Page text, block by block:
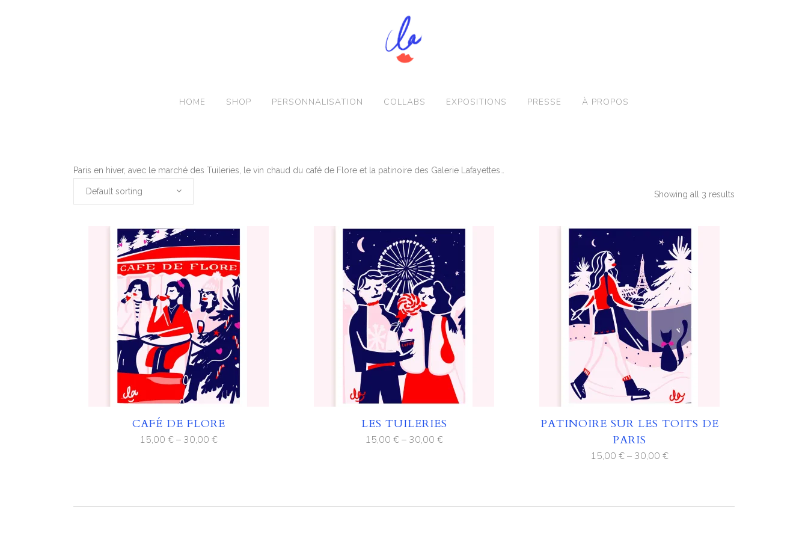
HOME SHOP PERSONNALISATION COLLABS EXPOSITIONS PRESSE À PROPOS
Paris en hiver, avec le marché des Tuileries, le vin chaud du café de Flore et la patinoire des Galerie Lafayettes…
Showing all 3 results
Default sorting
CAFÉ DE FLORE
15,00 €–30,00 €
LES TUILERIES
15,00 €–30,00 €
PATINOIRE SUR LES TOITS DE
PARIS
15,00 €–30,00 €